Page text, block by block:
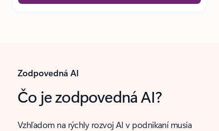
Zodpovedná AI
Čo je zodpovedná AI?
Vzhľadom na rýchly rozvoj AI v podnikaní musia